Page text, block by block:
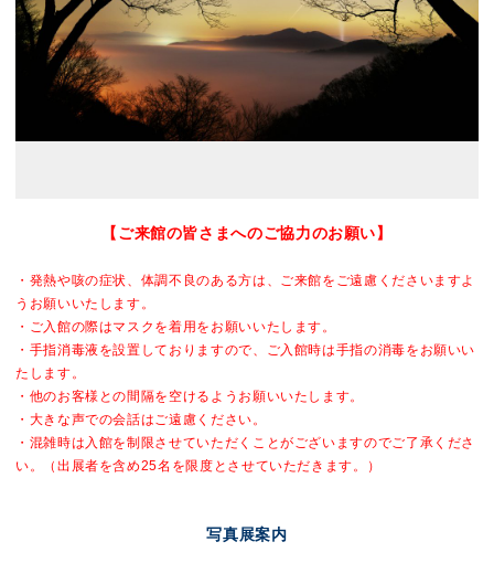
【ご来館の皆さまへのご協力のお願い】
・発熱や咳の症状、体調不良のある方は、ご来館をご遠慮くださいますよ
うお願いいたします。
・ご入館の際はマスクを着用をお願いいたします。
・手指消毒液を設置しておりますので、ご入館時は手指の消毒をお願いい
たします。
・他のお客様との間隔を空けるようお願いいたします。
・大きな声での会話はご遠慮ください。
・混雑時は入館を制限させていただくことがございますのでご了承くださ
い。
（出展者を含め25名を限度とさせていただきます。）
写真展案内